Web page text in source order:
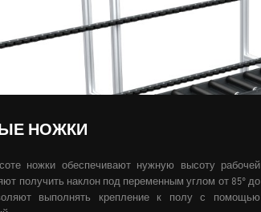
НОЖКИ
ножки обеспечивают нужную высоту рабочей
получить наклон под переменным углом от 85° до
выполнять крепление к полу с помощью